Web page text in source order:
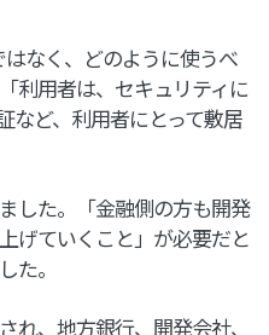
はなく、どのように使うべ
利用者は、セキュリティに
など、利用者にとって敷居
した。「金融側の方も開発
げていくこと」が必要だと
た。
れ、地方銀行、開発会社、